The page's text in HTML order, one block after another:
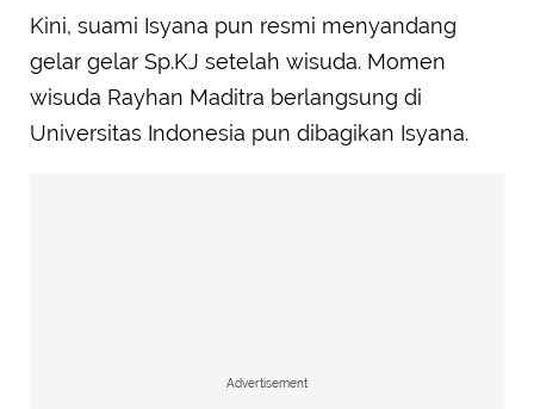
Kini, suami Isyana pun resmi menyandang
gelar gelar Sp.KJ setelah wisuda. Momen
wisuda Rayhan Maditra berlangsung di
Universitas Indonesia pun dibagikan Isyana.
Advertisement